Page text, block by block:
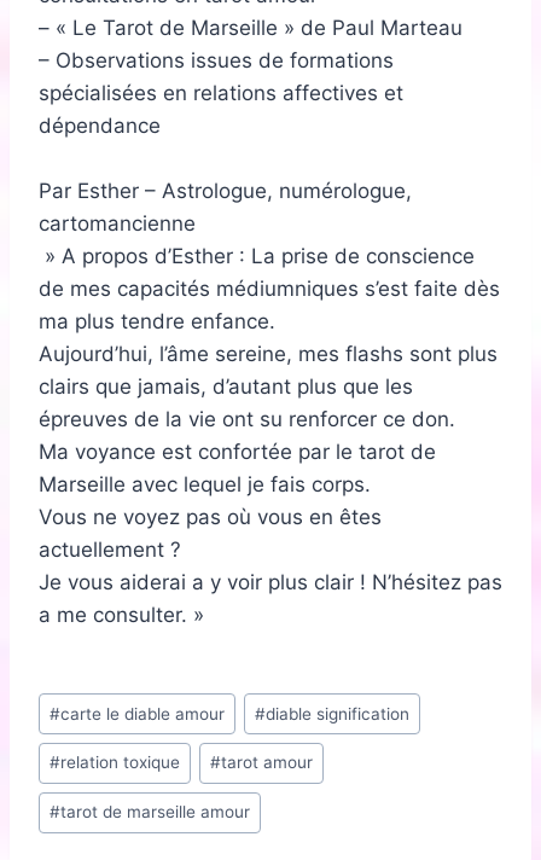
– « Le Tarot de Marseille » de Paul Marteau
– Observations issues de formations
spécialisées en relations affectives et
dépendance
Par Esther – Astrologue, numérologue,
cartomancienne
» A propos d’Esther : La prise de conscience
de mes capacités médiumniques s’est faite dès
ma plus tendre enfance.
Aujourd’hui, l’âme sereine, mes flashs sont plus
clairs que jamais, d’autant plus que les
épreuves de la vie ont su renforcer ce don.
Ma voyance est confortée par le tarot de
Marseille avec lequel je fais corps.
Vous ne voyez pas où vous en êtes
actuellement ?
Je vous aiderai a y voir plus clair ! N’hésitez pas
a me consulter. »
Étiquettes
de
la
publication :
#carte le diable amour #diable signification
#relation toxique #tarot amour
#tarot de marseille amour